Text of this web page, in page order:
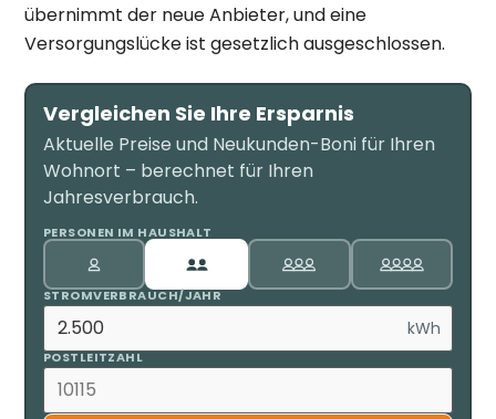
übernimmt der neue Anbieter, und eine
Versorgungslücke ist gesetzlich ausgeschlossen.
Vergleichen Sie Ihre Ersparnis
Aktuelle Preise und Neukunden-Boni für Ihren
Wohnort – berechnet für Ihren
Jahresverbrauch.
PERSONEN IM HAUSHALT
STROMVERBRAUCH/JAHR
kWh
POSTLEITZAHL